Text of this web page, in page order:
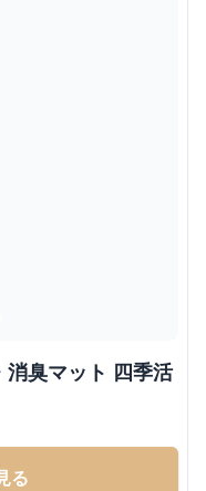
臭マット 四季活
る